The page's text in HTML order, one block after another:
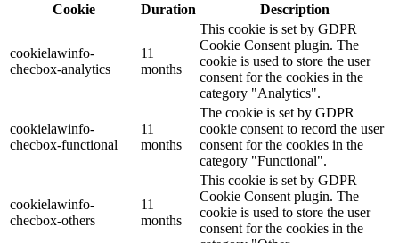
Cookie
Duration Description
cookielawinfo-
checbox-analytics
11
months
This cookie is set by GDPR
Cookie Consent plugin. The
cookie is used to store the user
consent for the cookies in the
category "Analytics".
cookielawinfo-
checbox-functional
11
months
The cookie is set by GDPR
cookie consent to record the user
consent for the cookies in the
category "Functional".
cookielawinfo-
checbox-others
11
months
This cookie is set by GDPR
Cookie Consent plugin. The
cookie is used to store the user
consent for the cookies in the